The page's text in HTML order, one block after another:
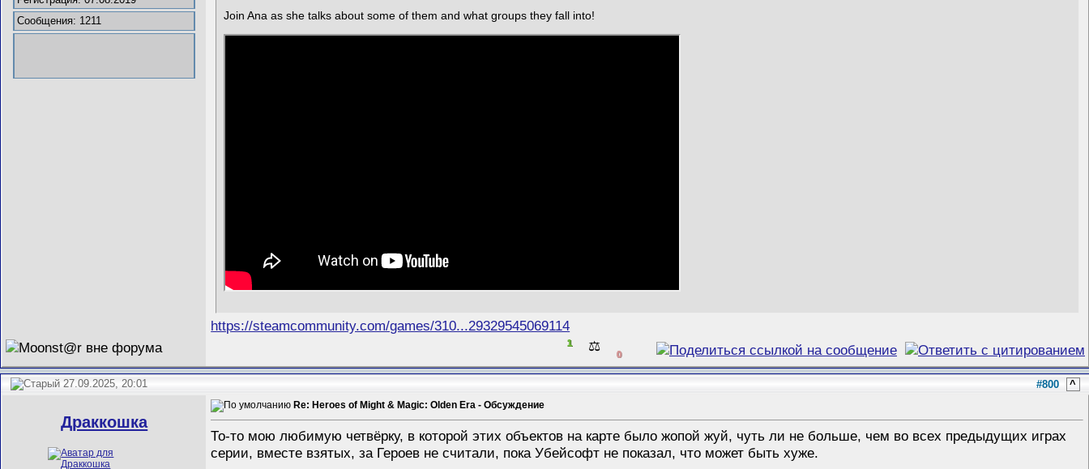
Сообщения: 1211
Join Ana as she talks about some of them and what groups they fall into!
https://steamcommunity.com/games/310...29329545069114
1 ⚖️ 0
27.09.2025, 20:01 #800 ^
Драккошка
Re: Heroes of Might & Magic: Olden Era - Обсуждение
То-то мою любимую четвёрку, в которой этих объектов на карте было жопой жуй, чуть ли не больше, чем во всех предыдущих играх
серии, вместе взятых, за Героев не считали, пока Убейсофт не показал, что может быть хуже.